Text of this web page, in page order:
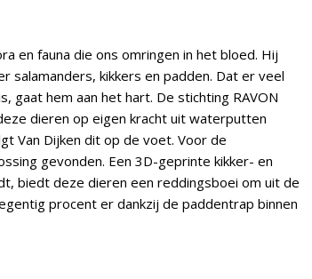
en fauna die ons omringen in het bloed. Hij
salamanders, kikkers en padden. Dat er veel
gaat hem aan het hart. De stichting RAVON
dieren op eigen kracht uit waterputten
Van Dijken dit op de voet. Voor de
gevonden. Een 3D-geprinte kikker- en
biedt deze dieren een reddingsboei om uit de
procent er dankzij de paddentrap binnen